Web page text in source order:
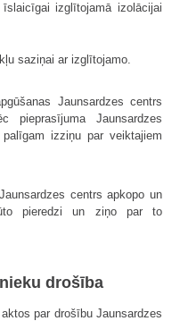
izglītojamā izolācijai
saziņai ar izglītojamo.
Jaunsardzes centrs
pieprasījuma Jaunsardzes
izziņu par veiktajiem
centrs apkopo un
pieredzi un ziņo par to
drošība
par drošību Jaunsardzes